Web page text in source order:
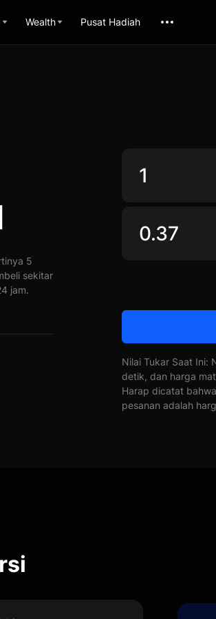
Wealth Pusat Hadiah
5
sekitar
jam.
Nilai Tukar Saat Ini:
detik, dan harga
Harap dicatat
pesanan adalah